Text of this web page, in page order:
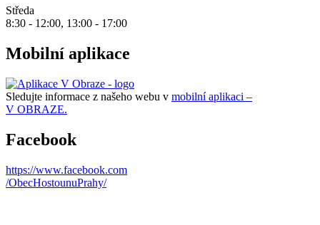
Středa
8:30 - 12:00, 13:00 - 17:00
Mobilní aplikace
Sledujte informace z našeho webu v mobilní aplikaci –
V OBRAZE.
Facebook
https://www.facebook.com
/ObecHostounuPrahy/